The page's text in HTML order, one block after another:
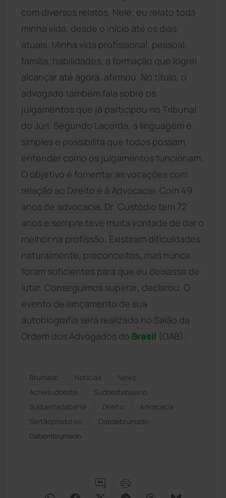
com diversos relatos. Nele, eu relato toda
minha vida, desde o início até os dias
atuais. Minha vida profissional, pessoal,
família, habilidades, a formação que logrei
alcançar até agora, afirmou. No título, o
advogado também fala sobre os
julgamentos que já participou no Tribunal
do Júri. Segundo Lacerda, a linguagem é
simples e possibilita que todos possam
entender como os julgamentos funcionam.
O objetivo é fomentar as vocações com
relação ao Direito e à Advocacia. Com 49
anos de advocacia, Dr. Custódio tem 72
anos e sempre teve muita vontade de dar o
melhor na profissão. Existiram dificuldades
naturalmente, preconceitos, mas nunca
foram suficientes para que eu deixasse de
lutar. Conseguimos superar, declarou. O
evento de lançamento de sua
autobiografia será realizado no Salão da
Ordem dos Advogados do Brasil (OAB).
Brumado Notícias
News
Acheisudoeste
Sudoestebaiano
Sudoestedabahia
Direito
Advocacia
Sertãoprodutivo
Oabdebrumado
Oabembrumado